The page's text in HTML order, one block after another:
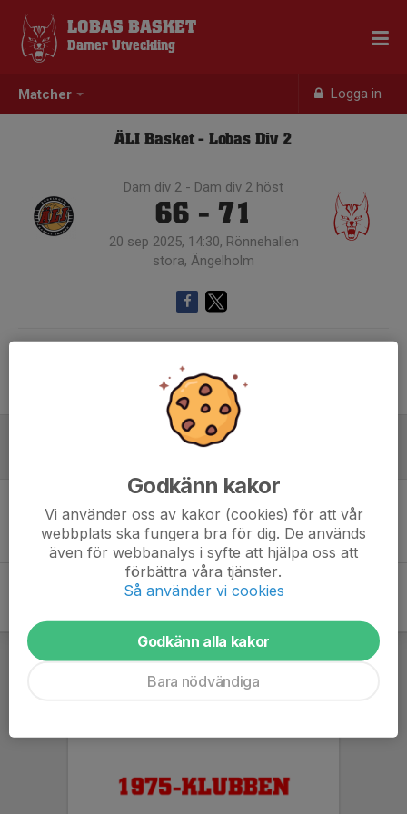
Matcher Logga in
LOBAS BASKET
Damer Utveckling
ÄLI Basket - Lobas Div 2
Dam div 2 - Dam div 2 höst
66 - 71
20 sep 2025, 14:30, Rönnehallen
stora, Ängelholm
Endast kallade kunde anmäla sig till aktiviteten. 19 personer var kallade.
Logga in här
Inget referat skrivet
Godkänn kakor
Vi använder oss av kakor (cookies) för att vår
webbplats ska fungera bra för dig. De används
även för webbanalys i syfte att hjälpa oss att
förbättra våra tjänster.
Så använder vi cookies
Godkänn alla kakor
Bara nödvändiga